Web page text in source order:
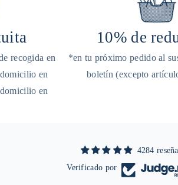
recogida en
en
en
10% de
*en tu próximo pedido al
boletín (excepto
4284
Verificado por